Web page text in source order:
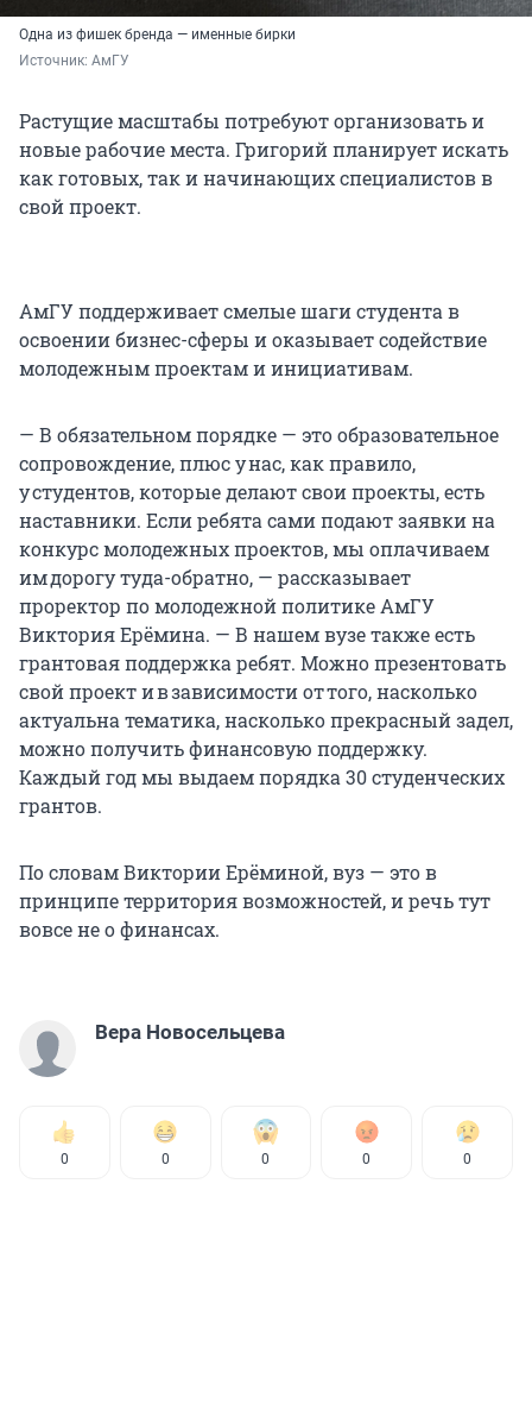
Одна из фишек бренда — именные бирки
Источник: АмГУ
Растущие масштабы потребуют организовать и
новые рабочие места. Григорий планирует искать
как готовых, так и начинающих специалистов в
свой проект.
АмГУ поддерживает смелые шаги студента в
освоении бизнес-сферы и оказывает содействие
молодежным проектам и инициативам.
— В обязательном порядке — это образовательное
сопровождение, плюс у нас, как правило,
у студентов, которые делают свои проекты, есть
наставники. Если ребята сами подают заявки на
конкурс молодежных проектов, мы оплачиваем
им дорогу туда-обратно, — рассказывает
проректор по молодежной политике АмГУ
Виктория Ерëмина. — В нашем вузе также есть
грантовая поддержка ребят. Можно презентовать
свой проект и в зависимости от того, насколько
актуальна тематика, насколько прекрасный задел,
можно получить финансовую поддержку.
Каждый год мы выдаем порядка 30 студенческих
грантов.
По словам Виктории Ерёминой, вуз — это в
принципе территория возможностей, и речь тут
вовсе не о финансах.
Вера Новосельцева
0 0 0 0 0